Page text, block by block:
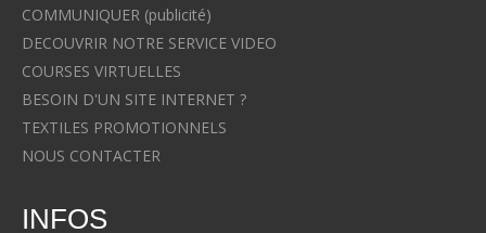
COMMUNIQUER (publicité)
DECOUVRIR NOTRE SERVICE VIDEO
COURSES VIRTUELLES
BESOIN D'UN SITE INTERNET ?
TEXTILES PROMOTIONNELS
NOUS CONTACTER
INFOS